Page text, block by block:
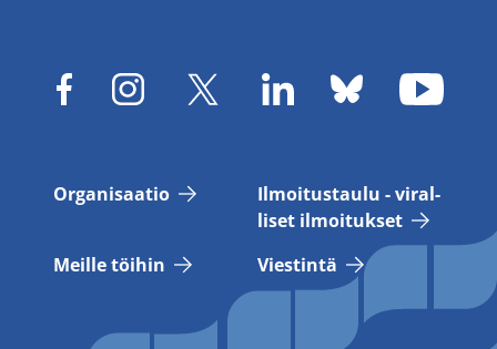
Or­ga­ni­saa­tio
Il­moi­tus­tau­lu - vi­ral­
li­set il­moi­tuk­set
Meil­le töi­hin
Vies­tin­tä